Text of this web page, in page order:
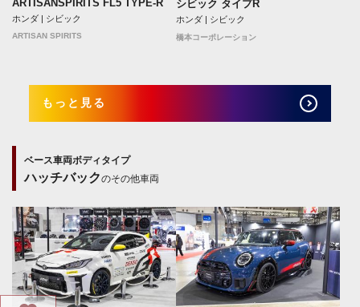
ARTISANSPIRITS FL5 TYPE-R
ホンダ | シビック
ARTISAN SPIRITS
シビック タイプR
ホンダ | シビック
橋本コーポレーション
もっと見る
ベース車両ボディタイプ
ハッチバックのその他車両